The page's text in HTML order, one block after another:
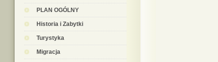
PLAN OGÓLNY
Historia i Zabytki
Turystyka
Migracja